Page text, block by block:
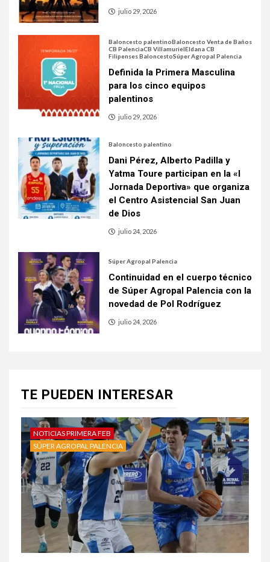
julio 29, 2026
Baloncesto palentinoBaloncesto Venta de Baños
CB PalenciaCB VillamurielEldana CB
Filipenses BaloncestoSúper Agropal Palencia
Definida la Primera Masculina
para los cinco equipos
palentinos
julio 29, 2026
Baloncesto palentino
Dani Pérez, Alberto Padilla y
Yatma Toure participan en la «I
Jornada Deportiva» que organiza
el Centro Asistencial San Juan
de Dios
julio 24, 2026
Súper Agropal Palencia
Continuidad en el cuerpo técnico
de Súper Agropal Palencia con la
novedad de Pol Rodríguez
julio 24, 2026
TE PUEDEN INTERESAR
NOTICIAS PRIMERA FEB
SÚPER AGROPAL PALENCIA